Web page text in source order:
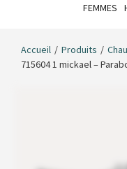
FEMMES
Accueil / Produits /
715604 1 mickael –